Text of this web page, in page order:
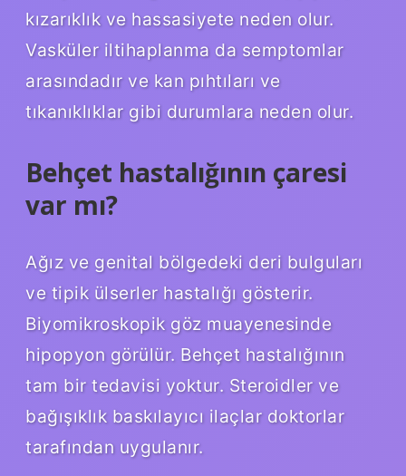
kızarıklık ve hassasiyete neden olur.
Vasküler iltihaplanma da semptomlar
arasındadır ve kan pıhtıları ve
tıkanıklıklar gibi durumlara neden olur.
Behçet hastalığının çaresi
var mı?
Ağız ve genital bölgedeki deri bulguları
ve tipik ülserler hastalığı gösterir.
Biyomikroskopik göz muayenesinde
hipopyon görülür. Behçet hastalığının
tam bir tedavisi yoktur. Steroidler ve
bağışıklık baskılayıcı ilaçlar doktorlar
tarafından uygulanır.